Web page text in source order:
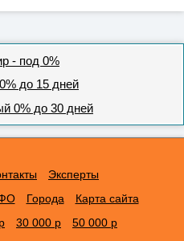
- под 0%
до 15 дней
0% до 30 дней
Эксперты
Города
Карта сайта
30 000 р
50 000 р